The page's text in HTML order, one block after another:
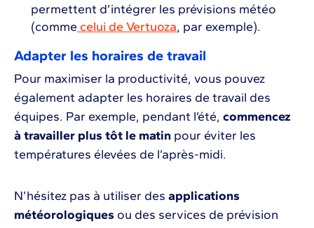
permettent d’intégrer les prévisions météo
(comme celui de Vertuoza, par exemple).
Adapter les horaires de travail
Pour maximiser la productivité, vous pouvez
également adapter les horaires de travail des
équipes. Par exemple, pendant l’été, commencez
à travailler plus tôt le matin pour éviter les
températures élevées de l’après-midi.
N’hésitez pas à utiliser des applications
météorologiques ou des services de prévision